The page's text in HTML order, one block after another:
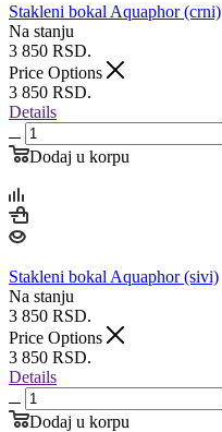
Stakleni bokal Aquaphor (crni)
Na stanju
3 850 RSD.
Price Options
3 850 RSD.
Details
Dodaj u korpu
Stakleni bokal Aquaphor (sivi)
Na stanju
3 850 RSD.
Price Options
3 850 RSD.
Details
Dodaj u korpu